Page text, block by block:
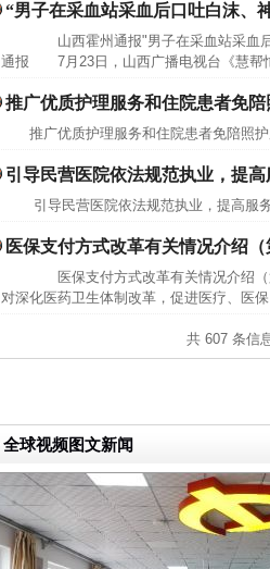
“男子在采血站采血后口吐白沫、
山西霍州通报"男子在采血站采血
通报 7月23日，山西广播电视台《慧帮
推广优质护理服务和住院患者免陪
推广优质护理服务和住院患者免陪照
引导民营医院依法规范执业，提
引导民营医院依法规范执业，提高服
医保支付方式改革有关情况介绍（
医保支付方式改革有关情况介绍
对深化医药卫生体制改革，促进医疗、医
共 607 条信
全球视频图文新闻
完善运行机制助力责任有效落实